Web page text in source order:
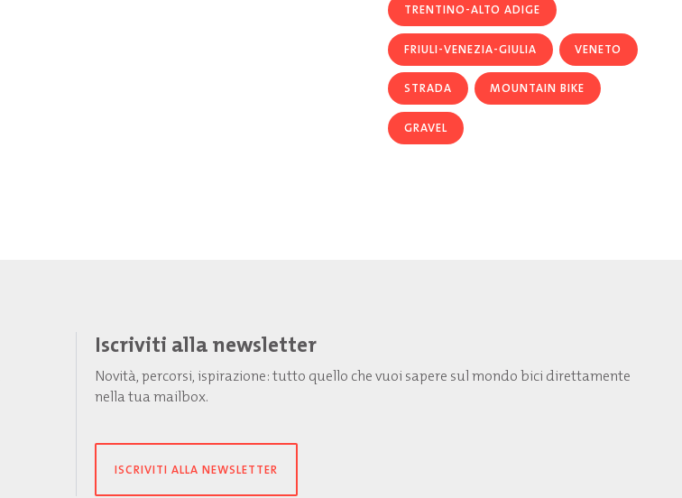
TRENTINO-ALTO ADIGE
FRIULI-VENEZIA-GIULIA VENETO
STRADA MOUNTAIN BIKE
GRAVEL
Iscriviti alla newsletter
Novità, percorsi, ispirazione: tutto quello che vuoi sapere sul mondo bici direttamente
nella tua mailbox.
ISCRIVITI ALLA NEWSLETTER